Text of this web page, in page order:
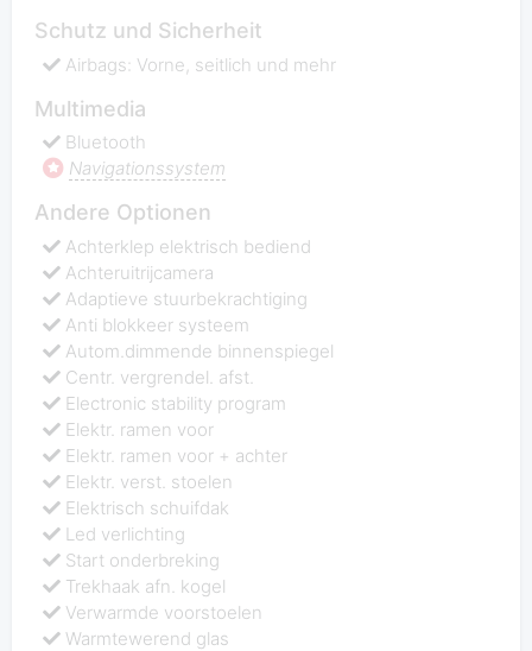
Schutz und Sicherheit
Airbags: Vorne, seitlich und mehr
Multimedia
Bluetooth
Navigationssystem
Andere Optionen
Achterklep elektrisch bediend
Achteruitrijcamera
Adaptieve stuurbekrachtiging
Anti blokkeer systeem
Autom.dimmende binnenspiegel
Centr. vergrendel. afst.
Electronic stability program
Elektr. ramen voor
Elektr. ramen voor + achter
Elektr. verst. stoelen
Elektrisch schuifdak
Led verlichting
Start onderbreking
Trekhaak afn. kogel
Verwarmde voorstoelen
Warmtewerend glas